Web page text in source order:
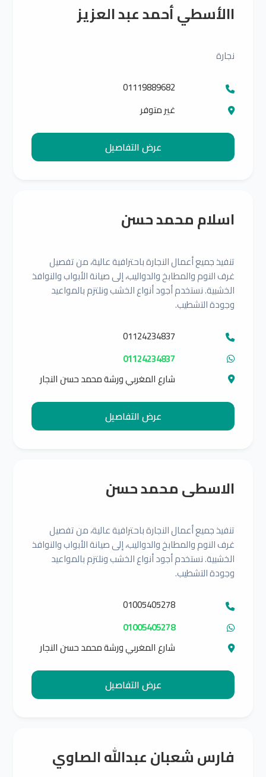
االأسطي أحمد عبد العزيز
نجارة
غير متوفر
عرض التفاصيل
اسلام محمد حسن
تنفيذ جميع أعمال النجارة باحترافية عالية، من تفصيل
غرف النوم والمطابخ والدواليب، إلى صيانة الأبواب والنوافذ
الخشبية. نستخدم أجود أنواع الخشب ونلتزم بالمواعيد
وجودة التشطيب.
01124234837
01124234837
شارع المغربي ورشة محمد حسن النجار
عرض التفاصيل
الاسطى محمد حسن
تنفيذ جميع أعمال النجارة باحترافية عالية، من تفصيل
غرف النوم والمطابخ والدواليب، إلى صيانة الأبواب والنوافذ
الخشبية. نستخدم أجود أنواع الخشب ونلتزم بالمواعيد
وجودة التشطيب.
01005405278
01005405278
شارع المغربي ورشة محمد حسن النجار
عرض التفاصيل
فارس شعبان عبدالله الصاوي